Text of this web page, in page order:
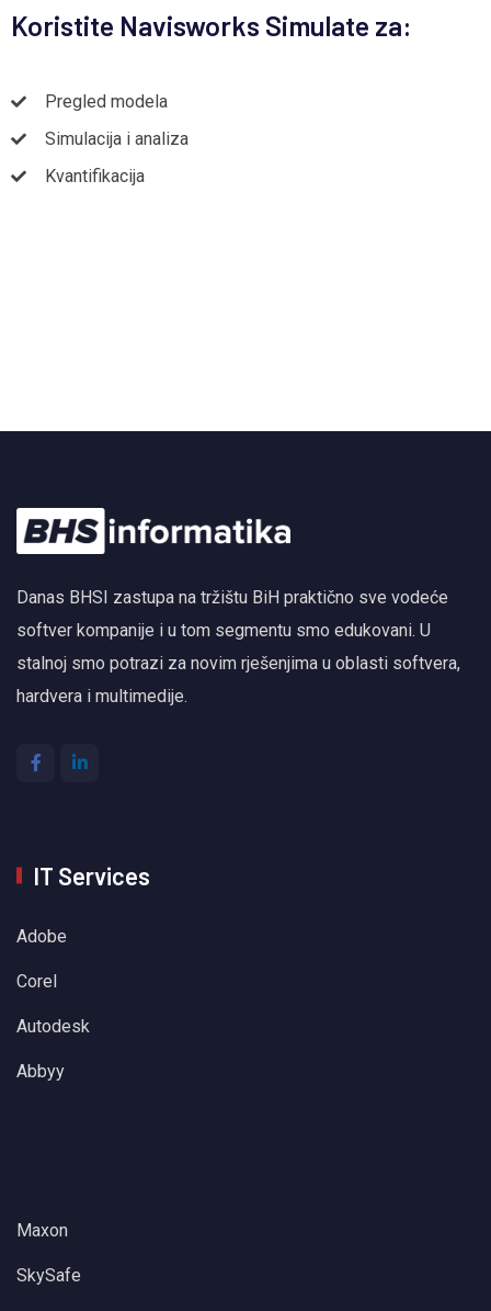
Koristite Navisworks Simulate za:
Pregled modela
Simulacija i analiza
Kvantifikacija
Danas BHSI zastupa na tržištu BiH praktično sve vodeće
softver kompanije i u tom segmentu smo edukovani. U
stalnoj smo potrazi za novim rješenjima u oblasti softvera,
hardvera i multimedije.
IT Services
Adobe
Corel
Autodesk
Abbyy
Maxon
SkySafe